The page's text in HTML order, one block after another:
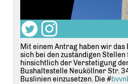
Mit einem Antrag haben wir
sich bei den zuständigen
hinsichtlich der Verstetigung
Bushaltestelle Neuköllner Str.
Buslinien einzusetzen. Die #